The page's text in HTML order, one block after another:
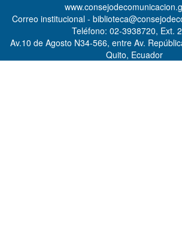
Correo institucional -
Teléfono: 02-3938720, Ext.
Av.10 de Agosto N34-566, entre Av.
Quito, Ecuador